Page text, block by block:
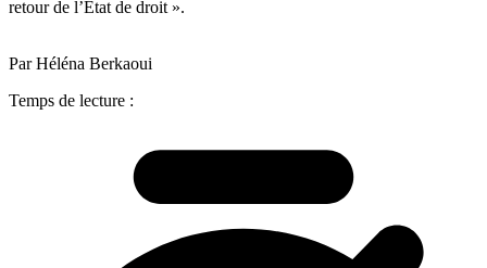
retour de l’État de droit ».
Par Héléna Berkaoui
Temps de lecture :